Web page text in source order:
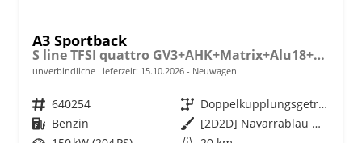
A3 Sportback
S line TFSI quattro GV3+AHK+Matrix+Alu18+Navi+Cam+eHeck+Sound+ACC+Black
unverbindliche Lieferzeit: 15.10.2026 Neuwagen
Fahrzeugnr. 640254 Getriebe
Doppelkupplungsgetriebe (DSG)
Kraftstoff Benzin Außenfarbe
[2D2D] Navarrablau Metallic